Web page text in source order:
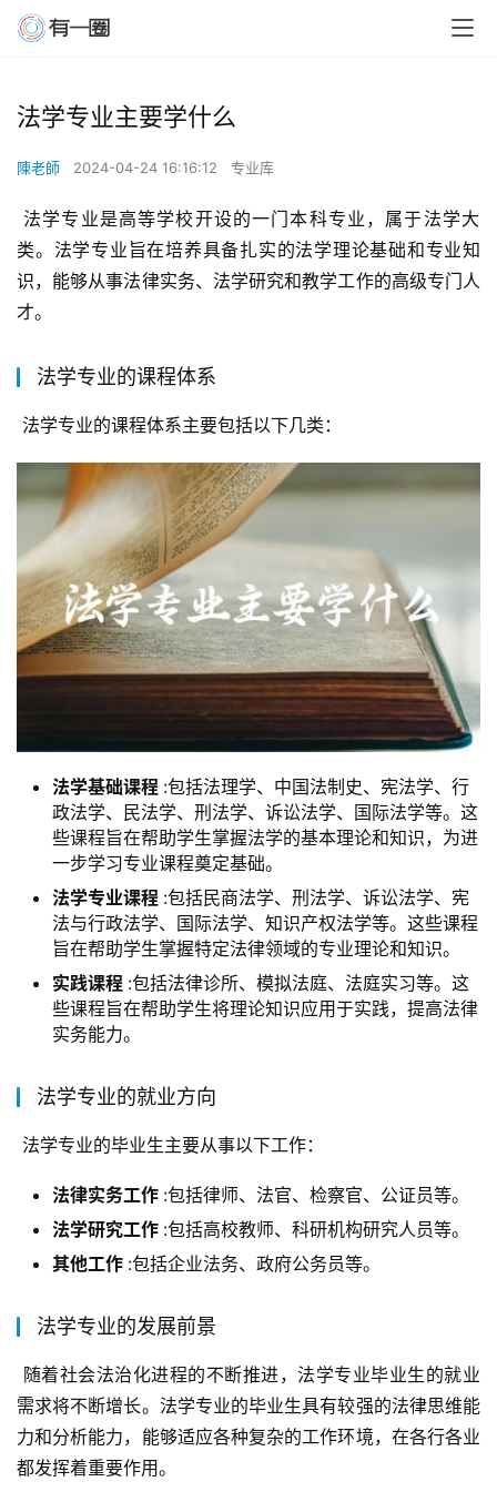
法学专业主要学什么
陳老師 2024-04-24 16:16:12 专业库
法学专业是高等学校开设的一门本科专业，属于法学大
类。法学专业旨在培养具备扎实的法学理论基础和专业知
识，能够从事法律实务、法学研究和教学工作的高级专门人
才。
法学专业的课程体系
法学专业的课程体系主要包括以下几类：
法学基础课程 :包括法理学、中国法制史、宪法学、行
政法学、民法学、刑法学、诉讼法学、国际法学等。这
些课程旨在帮助学生掌握法学的基本理论和知识，为进
一步学习专业课程奠定基础。
法学专业课程 :包括民商法学、刑法学、诉讼法学、宪
法与行政法学、国际法学、知识产权法学等。这些课程
旨在帮助学生掌握特定法律领域的专业理论和知识。
实践课程 :包括法律诊所、模拟法庭、法庭实习等。这
些课程旨在帮助学生将理论知识应用于实践，提高法律
实务能力。
法学专业的就业方向
法学专业的毕业生主要从事以下工作：
法律实务工作 :包括律师、法官、检察官、公证员等。
法学研究工作 :包括高校教师、科研机构研究人员等。
其他工作 :包括企业法务、政府公务员等。
法学专业的发展前景
需求将不断增长。法学专业的毕业生具有较强的法律思维能
力和分析能力，能够适应各种复杂的工作环境，在各行各业
都发挥着重要作用。